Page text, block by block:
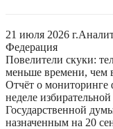
21 июля 2026 г.
Федерация
Повелители скуки:
меньше времени, чем
Отчёт о мониторинге
неделе
Государственной
назначенным на 20